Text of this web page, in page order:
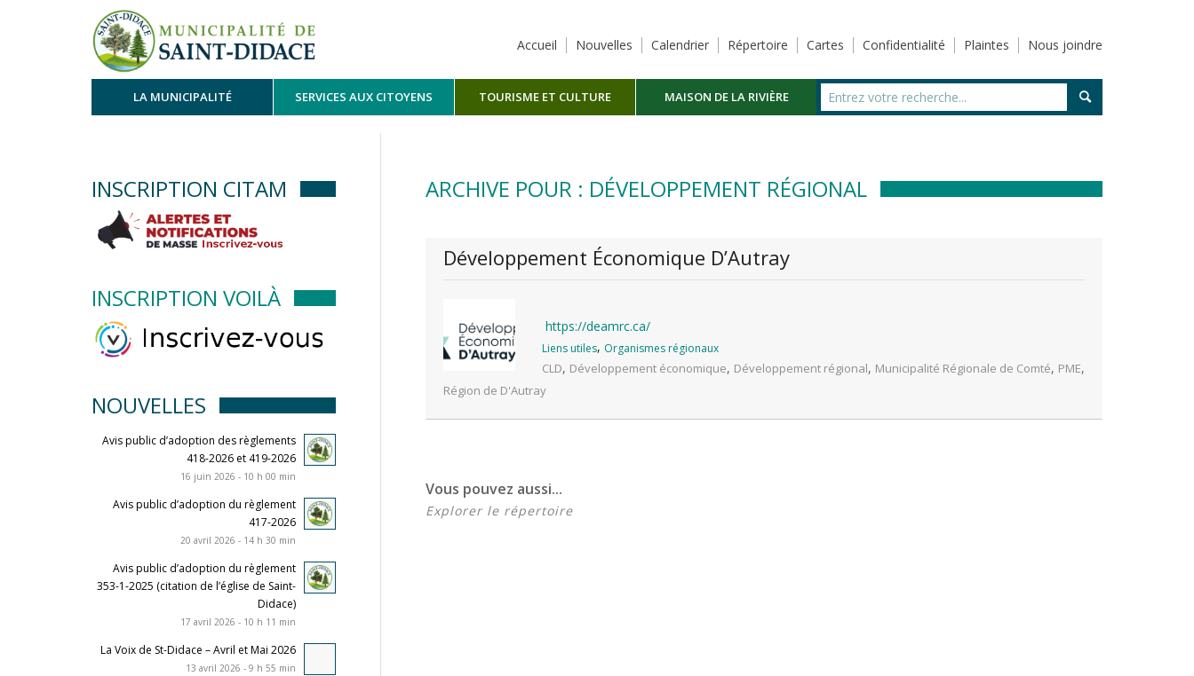
Accueil Nouvelles Calendrier Répertoire Cartes Confidentialité Plaintes Nous joindre
LA MUNICIPALITÉ SERVICES AUX CITOYENS TOURISME ET CULTURE MAISON DE LA RIVIÈRE
ARCHIVE POUR : DÉVELOPPEMENT RÉGIONAL
Développement Économique D’Autray
https://deamrc.ca/
Liens utiles, Organismes régionaux
CLD, Développement économique, Développement régional, Municipalité Régionale de Comté, PME,
Région de D'Autray
Vous pouvez aussi...
Explorer le répertoire
INSCRIPTION CITAM
INSCRIPTION VOILÀ
NOUVELLES
Avis public d’adoption des règlements
418-2026 et 419-2026
16 juin 2026 - 10 h 00 min
Avis public d’adoption du règlement
417-2026
20 avril 2026 - 14 h 30 min
Avis public d’adoption du règlement
353-1-2025 (citation de l’église de Saint-
Didace)
17 avril 2026 - 10 h 11 min
La Voix de St-Didace – Avril et Mai 2026
13 avril 2026 - 9 h 55 min